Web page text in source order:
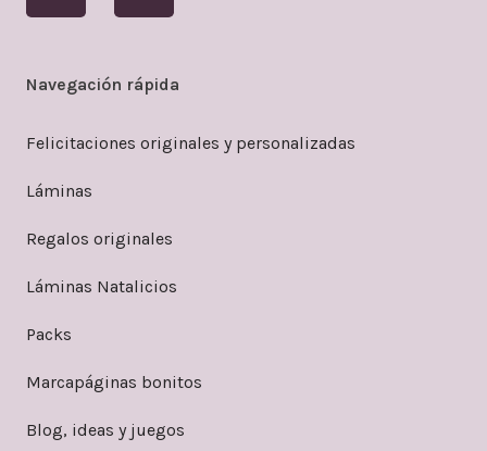
Navegación rápida
Felicitaciones originales y personalizadas
Láminas
Regalos originales
Láminas Natalicios
Packs
Marcapáginas bonitos
Blog, ideas y juegos